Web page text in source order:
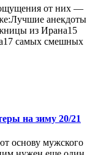
ощущения от них —
анекдоты
из Ирана15
самых смешных
на зиму 20/21
основу мужского